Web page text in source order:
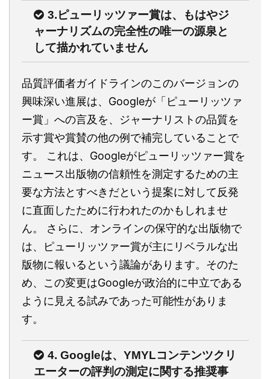
3.ピューリッツァー賞は、もはやジ
ャーナリズムの完全性の唯一の源泉と
して描かれていません
品質評価者ガイドラインのこのバージョンの
興味深い進展は、Googleが「ピューリッツァ
ー賞」への言及を、ジャーナリストの品質を
示す賞や賞賛の他の例で補完していることで
す。 これは、Googleがピューリッツァー賞を
ニュース出版物の信頼性を測定するための主
要な方法とすべきだという提案に対して反発
に直面したために行われたのかもしれませ
ん。 さらに、オンラインの保守的な出版物で
は、ピューリッツァー賞が主にリベラルな出
版物に報いるという議論があります。そのた
め、この変更はGoogleが政治的に中立である
ように見える試みであった可能性がありま
す。
4. Googleは、YMYLコンテンツクリ
エーターの評判の測定に関する推奨事